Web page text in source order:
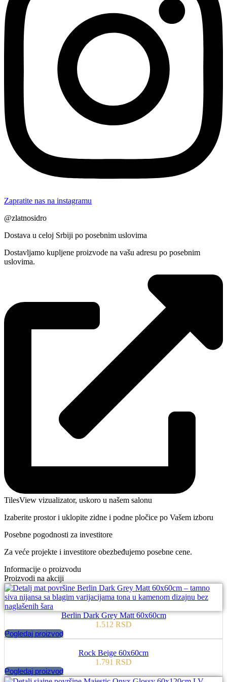
Zapratite nas na instagramu
@zlatnosidro
Dostava u celoj Srbiji po posebnim uslovima
Dostavljamo kupljene proizvode na vašu adresu po posebnim
uslovima.
TilesView vizualizator, uskoro u našem salonu
Izaberite prostor i uklopite zidne i podne pločice po Vašem izboru
Posebne pogodnosti za investitore
Za veće projekte i investitore obezbeđujemo posebne cene.
Informacije o proizvodu
Proizvodi na akciji
Berlin Dark Grey Matt 60x60cm
1.512 RSD
Pogledaj proizvod
Rock Beige 60x60cm
1.791 RSD
Pogledaj proizvod